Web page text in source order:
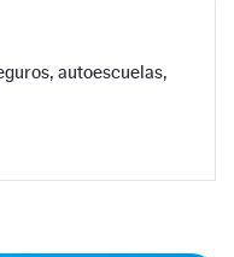
autoescuelas,